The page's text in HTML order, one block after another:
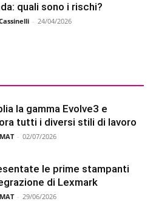
quali sono i rischi?
- 24/04/2026
la gamma Evolve3 e
tutti i diversi stili di lavoro
- 02/07/2026
le prime stampanti
di Lexmark
- 29/06/2026